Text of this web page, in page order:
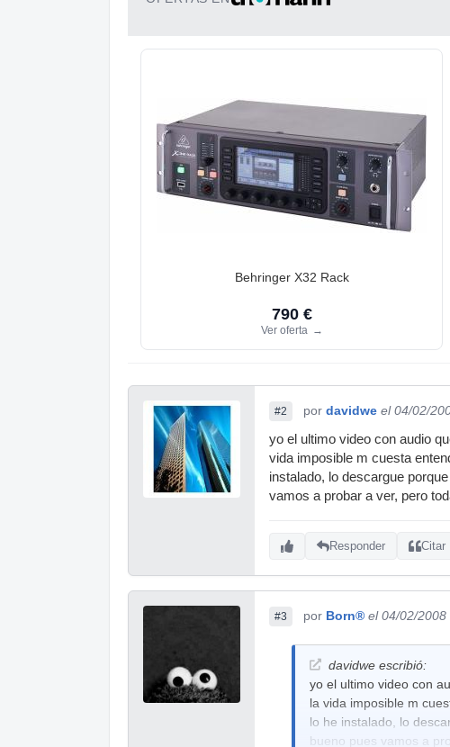
Behringer X32 Rack
790 €
Ver oferta →
#2 por davidwe el 04/02/
yo el ultimo video con audio
vida imposible m cuesta
instalado, lo descargue
vamos a probar a ver, pero
Responder Citar
#3 por Born® el 04/02/2008
davidwe escribió:
yo el ultimo video con
la vida imposible m
lo he instalado, lo
bueno pues vamos a